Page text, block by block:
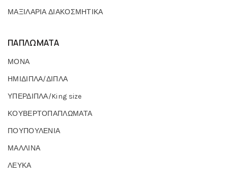
ΜΑΞΙΛΑΡΙΑ ΔΙΑΚΟΣΜΗΤΙΚΑ
ΠΑΠΛΩΜΑΤΑ
ΜΟΝΑ
ΗΜΙΔΙΠΛΑ/ΔΙΠΛΑ
ΥΠΕΡΔΙΠΛΑ/King size
ΚΟΥΒΕΡΤΟΠΑΠΛΩΜΑΤΑ
ΠΟΥΠΟΥΛΕΝΙΑ
ΜΑΛΛΙΝΑ
ΛΕΥΚΑ